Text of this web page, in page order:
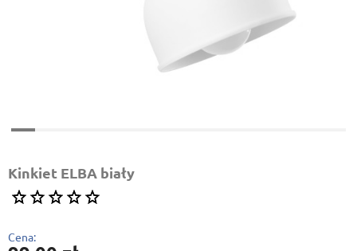
Kinkiet ELBA biały
Cena: